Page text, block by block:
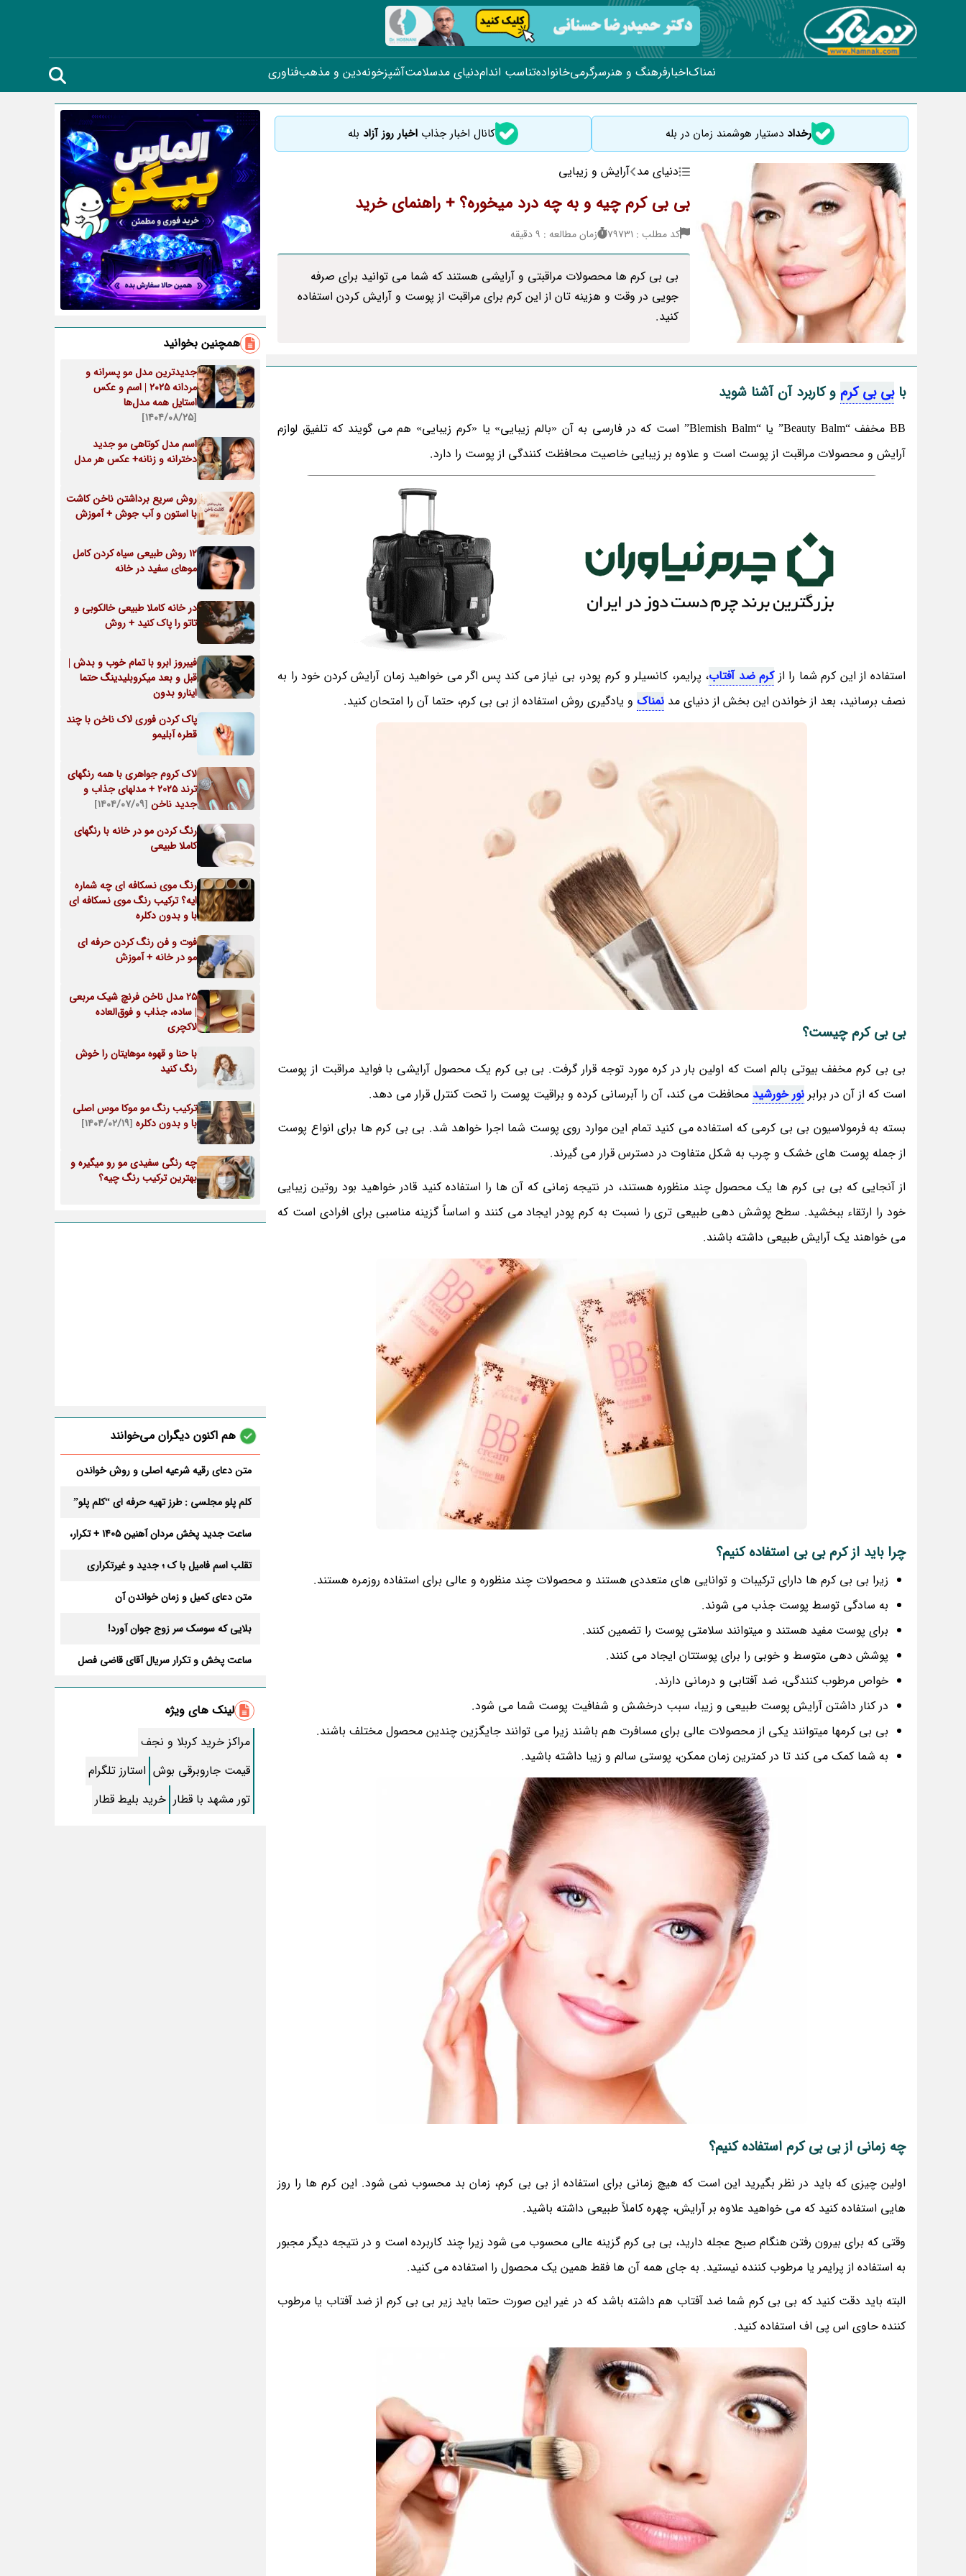
نمناکاخبارفرهنگ و هنرسرگرمیخانوادهتناسب اندامدنیای مدسلامتآشپزخونهدین و مذهبفناوری
رخداد دستیار هوشمند زمان در بله کانال اخبار جذاب اخبار روز آزاد بله
دنیای مد آرایش و زیبایی
بی بی کرم چیه و به چه درد میخوره؟ + راهنمای خرید
کد مطلب : 79731 زمان مطالعه : 9 دقیقه
بی بی کرم ها محصولات مراقبتی و آرایشی هستند که شما می توانید برای صرفه
جویی در وقت و هزینه تان از این کرم برای مراقبت از پوست و آرایش کردن استفاده
کنید.
بابی بی کرم و کاربرد آن آشنا شوید
BB مخفف “Beauty Balm” یا “Blemish Balm” است که در فارسی به آن «بالم زیبایی» یا «کرم زیبایی» هم می گویند که تلفیق لوازم
آرایش و محصولات مراقبت از پوست است و علاوه بر زیبایی خاصیت محافظت کنندگی از پوست را دارد.
استفاده از این کرم شما را ازکرم ضد آفتاب، پرایمر، کانسیلر و کرم پودر، بی نیاز می کند پس اگر می خواهید زمان آرایش کردن خود را به
نصف برسانید، بعد از خواندن این بخش از دنیای مد نمناک و یادگیری روش استفاده از بی بی کرم، حتما آن را امتحان کنید.
بی بی کرم چیست؟
بی بی کرم مخفف بیوتی بالم است که اولین بار در کره مورد توجه قرار گرفت. بی بی کرم یک محصول آرایشی با فواید مراقبت از پوست
است که از آن در برابر نور خورشید محافظت می کند، آن را آبرسانی کرده و براقیت پوست را تحت کنترل قرار می دهد.
بسته به فرمولاسیون بی بی کرمی که استفاده می کنید تمام این موارد روی پوست شما اجرا خواهد شد. بی بی کرم ها برای انواع پوست
از جمله پوست های خشک و چرب به شکل متفاوت در دسترس قرار می گیرند.
از آنجایی که بی بی کرم ها یک محصول چند منظوره هستند، در نتیجه زمانی که آن ها را استفاده کنید قادر خواهید بود روتین زیبایی
خود را ارتقاء ببخشید. سطح پوشش دهی طبیعی تری را نسبت به کرم پودر ایجاد می کنند و اساساً گزینه مناسبی برای افرادی است که
می خواهند یک آرایش طبیعی داشته باشند.
چرا باید از کرم بی بی استفاده کنیم؟
زیرا بی بی کرم ها دارای ترکیبات و توانایی های متعددی هستند و محصولات چند منظوره و عالی برای استفاده روزمره هستند.
به سادگی توسط پوست جذب می شوند.
برای پوست مفید هستند و میتوانند سلامتی پوست را تضمین کنند.
پوشش دهی متوسط و خوبی را برای پوستتان ایجاد می کنند.
خواص مرطوب کنندگی، ضد آفتابی و درمانی دارند.
در کنار داشتن آرایش پوست طبیعی و زیبا، سبب درخشش و شفافیت پوست شما می شود.
بی بی کرمها میتوانند یکی از محصولات عالی برای مسافرت هم باشند زیرا می توانند جایگزین چندین محصول مختلف باشند.
به شما کمک می کند تا در کمترین زمان ممکن، پوستی سالم و زیبا داشته باشید.
چه زمانی از بی بی کرم استفاده کنیم؟
اولین چیزی که باید در نظر بگیرید این است که هیچ زمانی برای استفاده از بی بی کرم، زمان بد محسوب نمی شود. این کرم ها را روز
هایی استفاده کنید که می خواهید علاوه بر آرایش، چهره کاملاً طبیعی داشته باشید.
وقتی که برای بیرون رفتن هنگام صبح عجله دارید، بی بی کرم گزینه عالی محسوب می شود زیرا چند کاربرده است و در نتیجه دیگر مجبور
به استفاده از پرایمر یا مرطوب کننده نیستید. به جای همه آن ها فقط همین یک محصول را استفاده می کنید.
البته باید دقت کنید که بی بی کرم شما ضد آفتاب هم داشته باشد که در غیر این صورت حتما باید زیر بی بی کرم از ضد آفتاب یا مرطوب
کننده حاوی اس پی اف استفاده کنید.
همچنین بخوانید
جدیدترین مدل مو پسرانه و
مردانه ۲۰۲۵ | اسم و عکس
استایل همه مدل‌ها
[۱۴۰۴/۰۸/۲۵]
اسم مدل کوتاهی مو جدید
دخترانه و زنانه+ عکس هر مدل
روش سریع برداشتن ناخن کاشت
با استون و آب جوش + آموزش
12 روش طبیعی سیاه کردن کامل
موهای سفید در خانه
در خانه کاملا طبیعی خالکوبی و
تاتو را پاک کنید + روش
فیبروز ابرو با تمام خوب و بدش |
قبل و بعد میکروبلیدینگ حتما
اینارو بدون
پاک کردن فوری لاک ناخن با چند
قطره آبلیمو
لاک کروم جواهری با همه رنگهای
ترند 2025 + مدلهای جذاب و
جدید ناخن [۱۴۰۴/۰۷/۰۹]
رنگ کردن مو در خانه با رنگهای
کاملا طبیعی
رنگ موی نسکافه ای چه شماره
ایه؟ ترکیب رنگ موی نسکافه ای
با و بدون دکلره
فوت و فن رنگ کردن حرفه ای
مو در خانه + آموزش
25 مدل ناخن فرنچ شیک مربعی
| ساده، جذاب و فوق‌العاده
لاکچری
با حنا و قهوه موهایتان را خوش
رنگ کنید
ترکیب رنگ مو موکا موس اصلی
با و بدون دکلره [۱۴۰۴/۰۲/۱۹]
چه رنگی سفیدی مو رو میگیره و
بهترین ترکیب رنگ چیه؟
هم اکنون دیگران می‌خوانند
متن دعای رقیه شرعیه اصلی و روش خواندن
کلم پلو مجلسی : طرز تهیه حرفه ای “کلم پلو”
ساعت جدید پخش مردان آهنین 1405 + تکرار،
تقلب اسم فامیل با ک ؛ جدید و غیرتکراری
متن دعای کمیل و زمان خواندن آن
بلایی که سوسک سر زوج جوان آورد!
ساعت پخش و تکرار سریال آقای قاضی فصل
طرز تهیه سالاد ماکارونی خانگی خوشمزه و
لذیذ + آموزش تصویری
طرز تهیه پاستا با سس آلفردو و مرغ فوری +
آموزش تصویری پنه
جواب کامل اسم فامیل با “س”
ماه قرمز نشانه آخر دنیا در آسمان ظاهر شد !
جملات زیبا برای بهترین پدر دنیا
لینک های ویژه
مراکز خرید کربلا و نجف
قیمت جاروبرقی بوش استارز تلگرام
تور مشهد با قطار خرید بلیط قطار